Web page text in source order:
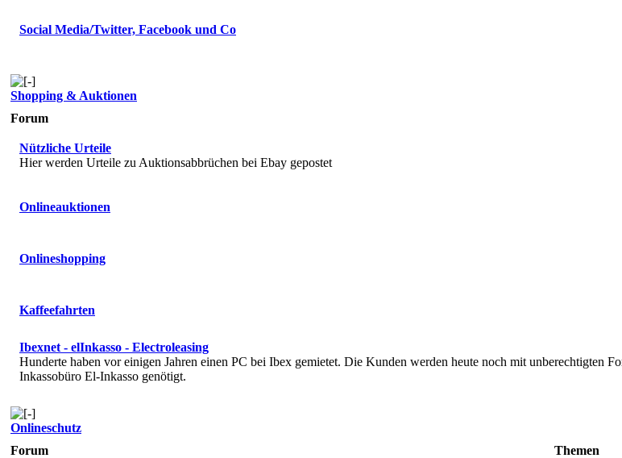
Social Media/Twitter, Facebook und Co
Shopping & Auktionen
Forum
Nützliche Urteile
Hier werden Urteile zu Auktionsabbrüchen bei Ebay gepostet
Onlineauktionen
Onlineshopping
Kaffeefahrten
Ibexnet - elInkasso - Electroleasing
Hunderte haben vor einigen Jahren einen PC bei Ibex gemietet. Die Kunden werden heute noch mit unberechtigten
Inkassobüro El-Inkasso genötigt.
Onlineschutz
Forum
Themen